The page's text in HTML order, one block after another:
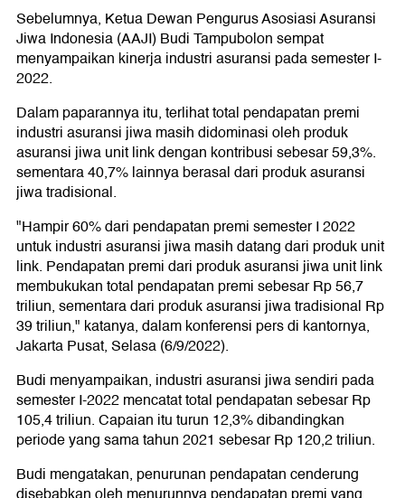
Sebelumnya, Ketua Dewan Pengurus Asosiasi Asuransi
Jiwa Indonesia (AAJI) Budi Tampubolon sempat
menyampaikan kinerja industri asuransi pada semester I-
2022.
Dalam paparannya itu, terlihat total pendapatan premi
industri asuransi jiwa masih didominasi oleh produk
asuransi jiwa unit link dengan kontribusi sebesar 59,3%.
sementara 40,7% lainnya berasal dari produk asuransi
jiwa tradisional.
"Hampir 60% dari pendapatan premi semester I 2022
untuk industri asuransi jiwa masih datang dari produk unit
link. Pendapatan premi dari produk asuransi jiwa unit link
membukukan total pendapatan premi sebesar Rp 56,7
triliun, sementara dari produk asuransi jiwa tradisional Rp
39 triliun," katanya, dalam konferensi pers di kantornya,
Jakarta Pusat, Selasa (6/9/2022).
Budi menyampaikan, industri asuransi jiwa sendiri pada
semester I-2022 mencatat total pendapatan sebesar Rp
105,4 triliun. Capaian itu turun 12,3% dibandingkan
periode yang sama tahun 2021 sebesar Rp 120,2 triliun.
Budi mengatakan, penurunan pendapatan cenderung